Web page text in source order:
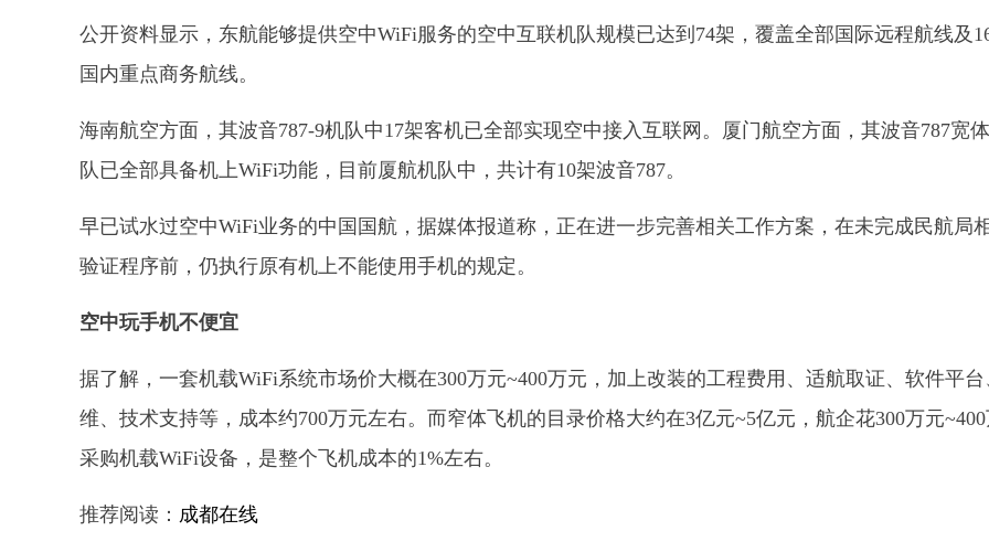
公开资料显示，东航能够提供空中WiFi服务的空中互联机队规模已达到74架，覆盖全部国际远程航线及
国内重点商务航线。
海南航空方面，其波音787-9机队中17架客机已全部实现空中接入互联网。厦门航空方面，其波音787宽
队已全部具备机上WiFi功能，目前厦航机队中，共计有10架波音787。
早已试水过空中WiFi业务的中国国航，据媒体报道称，正在进一步完善相关工作方案，在未完成民航局
验证程序前，仍执行原有机上不能使用手机的规定。
空中玩手机不便宜
据了解，一套机载WiFi系统市场价大概在300万元~400万元，加上改装的工程费用、适航取证、软件平台
维、技术支持等，成本约700万元左右。而窄体飞机的目录价格大约在3亿元~5亿元，航企花300万元
采购机载WiFi设备，是整个飞机成本的1%左右。
推荐阅读： 成都在线